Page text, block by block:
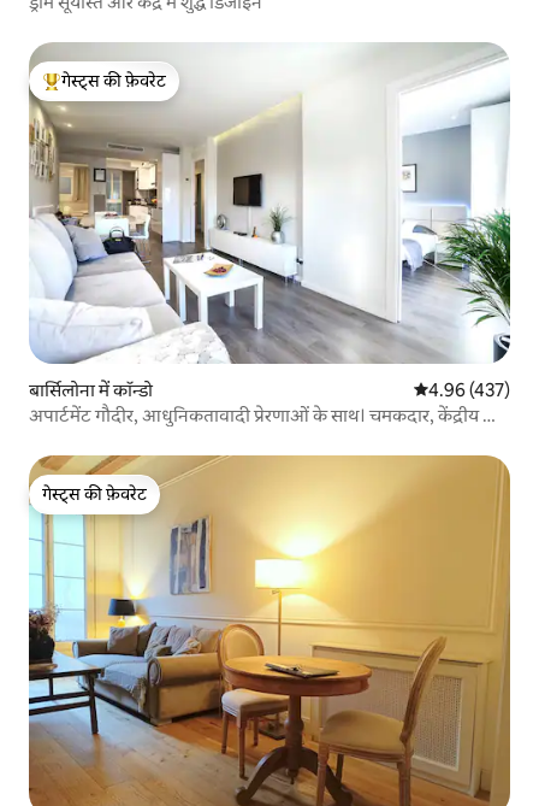
गेस्ट्स का टॉप फ़ेवरेट
गेस्ट्स की फ़ेवरेट
बार्सिलोना में कॉन्डो औसत रेटिंग 5 में से
4.96 (437)
अपार्टमेंट गौदीर, आधुनिकतावादी प्रेरणाओं के साथ। चमकदार, केंद्रीय और
गेस्ट्स की फ़ेवरेट
गेस्ट्स की फ़ेवरेट